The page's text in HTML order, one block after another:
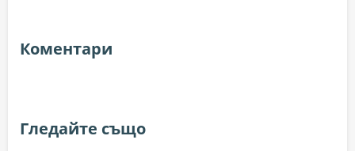
Коментари
Гледайте също